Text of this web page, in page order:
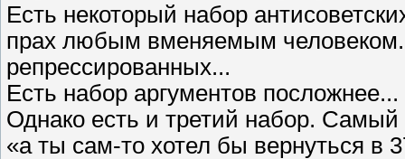
Есть некоторый набор
прах любым вменяемым
репрессированных...
Есть набор аргументов посложнее...
Однако есть и третий набор.
«а ты сам-то хотел бы вернуться в